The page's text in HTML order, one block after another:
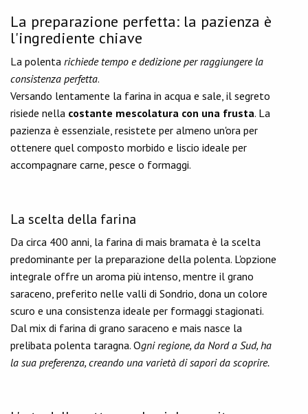
La preparazione perfetta: la pazienza è
l'ingrediente chiave
La polenta richiede tempo e dedizione per raggiungere la
consistenza perfetta.
Versando lentamente la farina in acqua e sale, il segreto
risiede nella costante mescolatura con una frusta. La
pazienza è essenziale, resistete per almeno un'ora per
ottenere quel composto morbido e liscio ideale per
accompagnare carne, pesce o formaggi.
La scelta della farina
Da circa 400 anni, la farina di mais bramata è la scelta
predominante per la preparazione della polenta. L'opzione
integrale offre un aroma più intenso, mentre il grano
saraceno, preferito nelle valli di Sondrio, dona un colore
scuro e una consistenza ideale per formaggi stagionati.
Dal mix di farina di grano saraceno e mais nasce la
prelibata polenta taragna. Ogni regione, da Nord a Sud, ha
la sua preferenza, creando una varietà di sapori da scoprire.